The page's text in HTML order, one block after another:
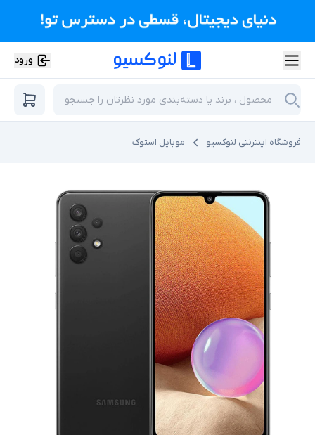
ورود
فروشگاه اینترنتی لنوکسیو موبایل استوک